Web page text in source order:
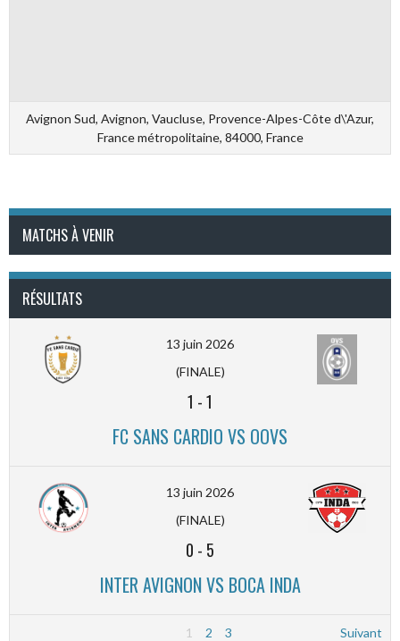
Avignon Sud, Avignon, Vaucluse, Provence-Alpes-Côte d\'Azur,
France métropolitaine, 84000, France
MATCHS À VENIR
RÉSULTATS
13 juin 2026
(FINALE)
1 -1
FC SANS CARDIO VS OOVS
13 juin 2026
(FINALE)
0 - 5
INTER AVIGNON VS BOCA INDA
1 2 3 Suivant